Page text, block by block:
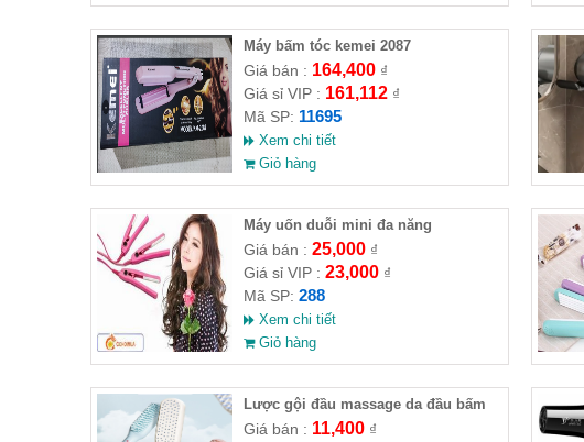
Máy bấm tóc kemei 2087
Giá bán : 164,400₫
Giá sỉ VIP : 161,112₫
Mã SP: 11695
Xem chi tiết
Giỏ hàng
Máy uốn duỗi mini đa năng
Giá bán : 25,000₫
Giá sỉ VIP : 23,000₫
Mã SP: 288
Xem chi tiết
Giỏ hàng
Lược gội đầu massage da đầu bấm
gỡ tóc
Giá bán : 11,400₫